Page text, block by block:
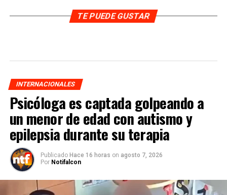
TE PUEDE GUSTAR
INTERNACIONALES
Psicóloga es captada golpeando a
un menor de edad con autismo y
epilepsia durante su terapia
Publicado Hace 16 horas on agosto 7, 2026
Por Notifalcon